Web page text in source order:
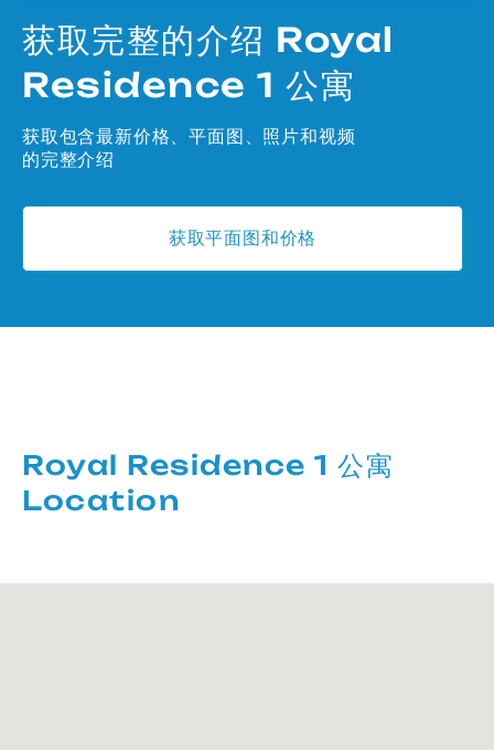
获取完整的介绍 Royal
Residence 1 公寓
获取包含最新价格、平面图、照片和视频
的完整介绍
获取平面图和价格
Royal Residence 1 公寓
Location